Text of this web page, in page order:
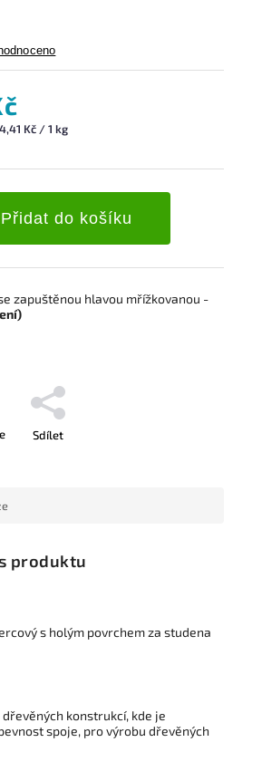
Kč / 1 kg
Přidat do košíku
e zapuštěnou hlavou mřížkovanou -
Sdílet
produktu
s holým povrchem za studena
konstrukcí, kde je
spoje, pro výrobu dřevěných